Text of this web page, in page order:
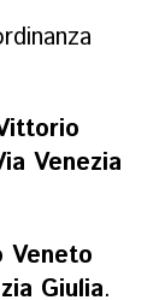
Venezia
Veneto
Giulia.